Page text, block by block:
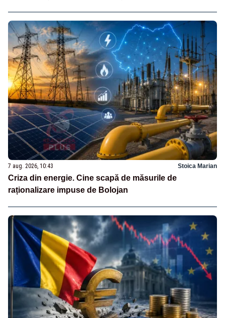
7 aug. 2026, 10:43 Stoica Marian
Criza din energie. Cine scapă de măsurile de
raționalizare impuse de Bolojan